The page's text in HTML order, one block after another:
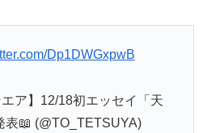
Dp1DWGxpwB
ア】12/18初エッセイ「天
表📖 (@TO_TETSUYA)